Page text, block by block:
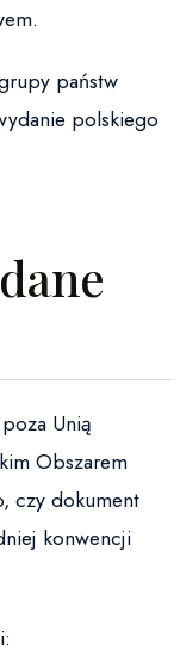
państw
polskiego
Unią
Obszarem
czy dokument
konwencji